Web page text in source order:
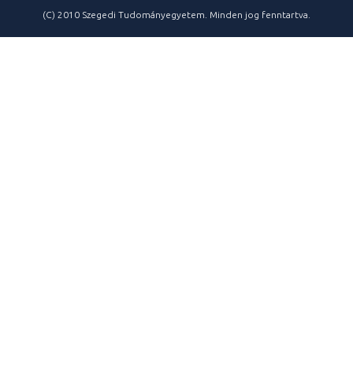
(C) 2010 Szegedi Tudományegyetem. Minden jog fenntartva.